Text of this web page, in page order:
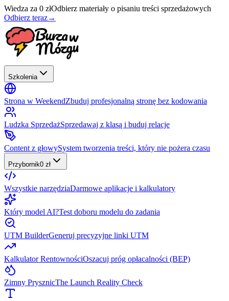
Wiedza za 0 złOdbierz materiały o pisaniu treści sprzedażowych
Odbierz teraz→
Szkolenia
Strona w WeekendZbuduj profesjonalną stronę bez kodowania
Ludzka SprzedażSprzedawaj z klasą i buduj relacje
Content z głowySystem tworzenia treści, który nie pożera czasu
Przybornik0 zł
Wszystkie narzędziaDarmowe aplikacje i kalkulatory
Który model AI?Test doboru modelu do zadania
UTM BuilderGeneruj precyzyjne linki UTM
Kalkulator RentownościOszacuj próg opłacalności (BEP)
Zimny PrysznicThe Launch Reality Check